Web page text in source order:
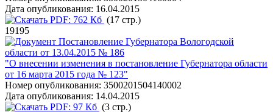
Дата опубликования: 16.04.2015
PDF: 762 Кб (17 стр.)
19195
Постановление Губернатора Вологодской
области от 13.04.2015 № 186
"О внесении изменения в постановление Губернатора области
от 16 марта 2015 года № 123"
Номер опубликования: 3500201504140002
Дата опубликования: 14.04.2015
PDF: 97 Кб (3 стр.)